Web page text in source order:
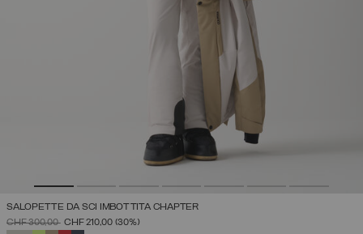
SALOPETTE DA SCI IMBOTTITA CHAPTER
PREZZO RIDOTTO DA
CHF 300,00ACHF 210,00 (30%)